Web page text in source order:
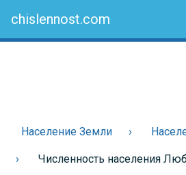
chislennost.com
Население Земли
Численность населения